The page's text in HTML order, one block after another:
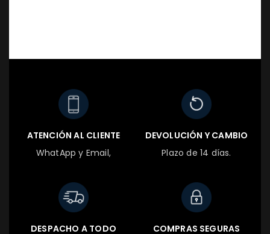
ATENCIÓN AL CLIENTE
WhatApp y Email,
DEVOLUCIÓN Y CAMBIO
Plazo de 14 días.
DESPACHO A TODO
COMPRAS SEGURAS